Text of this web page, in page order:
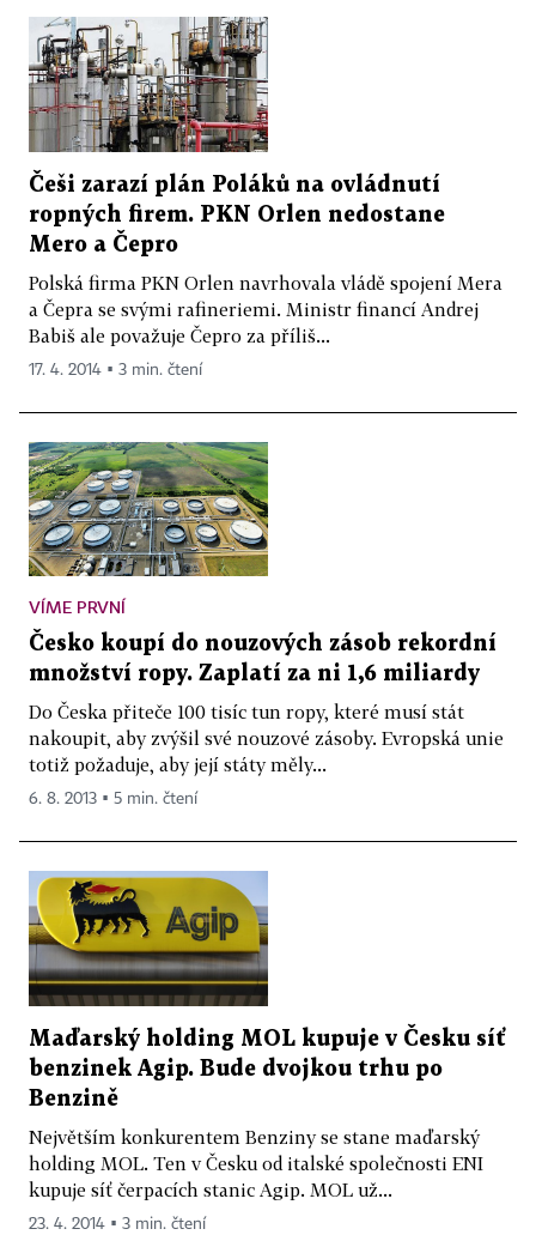
Češi zarazí plán Poláků na ovládnutí
ropných firem. PKN Orlen nedostane
Mero a Čepro
Polská firma PKN Orlen navrhovala vládě spojení Mera
a Čepra se svými rafineriemi. Ministr financí Andrej
Babiš ale považuje Čepro za příliš...
17. 4. 2014 ▪ 3 min. čtení
VÍME PRVNÍ
Česko koupí do nouzových zásob rekordní
množství ropy. Zaplatí za ni 1,6 miliardy
Do Česka přiteče 100 tisíc tun ropy, které musí stát
nakoupit, aby zvýšil své nouzové zásoby. Evropská unie
totiž požaduje, aby její státy měly...
6. 8. 2013 ▪ 5 min. čtení
Maďarský holding MOL kupuje v Česku síť
benzinek Agip. Bude dvojkou trhu po
Benzině
Největším konkurentem Benziny se stane maďarský
holding MOL. Ten v Česku od italské společnosti ENI
kupuje síť čerpacích stanic Agip. MOL už...
23. 4. 2014 ▪ 3 min. čtení